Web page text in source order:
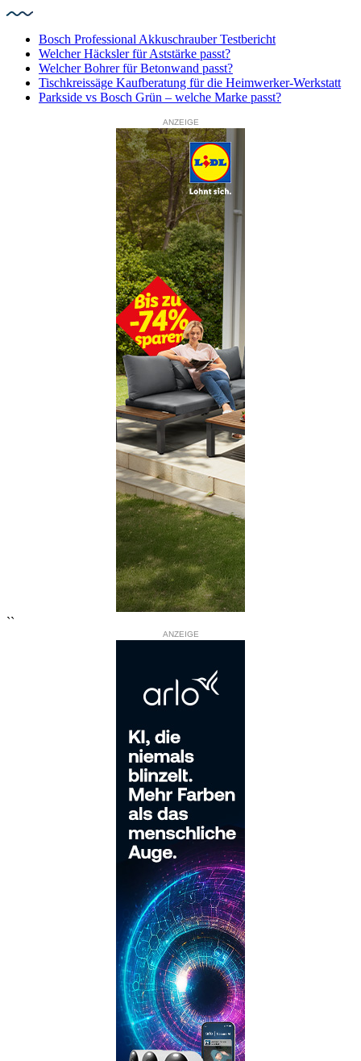
Bosch Professional Akkuschrauber Testbericht
Welcher Häcksler für Aststärke passt?
Welcher Bohrer für Betonwand passt?
Tischkreissäge Kaufberatung für die Heimwerker-Werkstatt
Parkside vs Bosch Grün – welche Marke passt?
ANZEIGE
``
ANZEIGE